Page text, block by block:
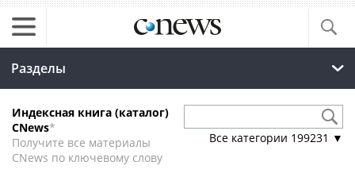
Разделы
Индексная книга (каталог)
CNews*
Получите все материалы
CNews по ключевому слову
Все категории 199231 ▼